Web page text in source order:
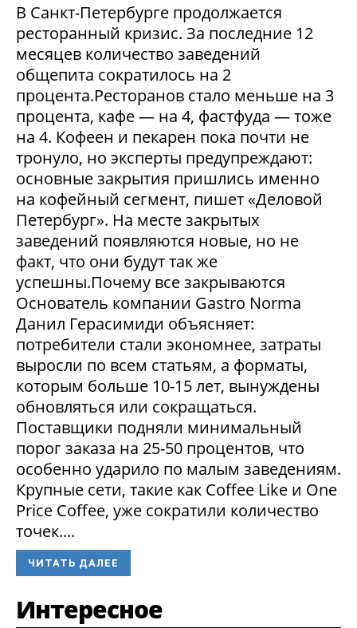
В Санкт-Петербурге продолжается
ресторанный кризис. За последние 12
месяцев количество заведений
общепита сократилось на 2
процента.Ресторанов стало меньше на 3
процента, кафе — на 4, фастфуда — тоже
на 4. Кофеен и пекарен пока почти не
тронуло, но эксперты предупреждают:
основные закрытия пришлись именно
на кофейный сегмент, пишет «Деловой
Петербург». На месте закрытых
заведений появляются новые, но не
факт, что они будут так же
успешны.Почему все закрываются
Основатель компании Gastro Norma
Данил Герасимиди объясняет:
потребители стали экономнее, затраты
выросли по всем статьям, а форматы,
которым больше 10-15 лет, вынуждены
обновляться или сокращаться.
Поставщики подняли минимальный
порог заказа на 25-50 процентов, что
особенно ударило по малым заведениям.
Крупные сети, такие как Coffee Like и One
Price Coffee, уже сократили количество
точек....
ЧИТАТЬ ДАЛЕЕ
Интересное